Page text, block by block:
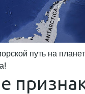
путь на